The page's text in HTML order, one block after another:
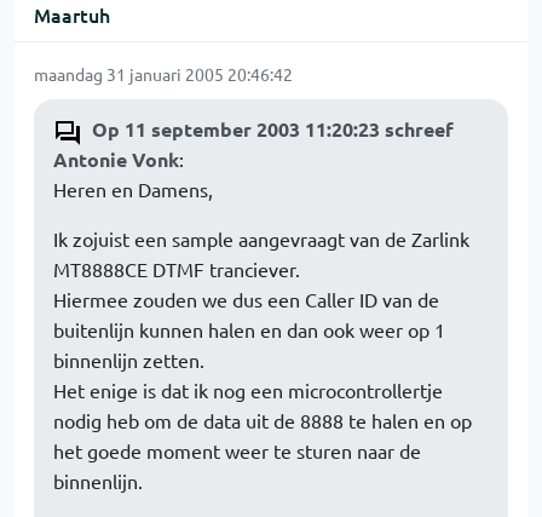
Maartuh
maandag 31 januari 2005 20:46:42
Op 11 september 2003 11:20:23 schreef
Antonie Vonk:
Heren en Damens,
Ik zojuist een sample aangevraagt van de Zarlink
MT8888CE DTMF tranciever.
Hiermee zouden we dus een Caller ID van de
buitenlijn kunnen halen en dan ook weer op 1
binnenlijn zetten.
Het enige is dat ik nog een microcontrollertje
nodig heb om de data uit de 8888 te halen en op
het goede moment weer te sturen naar de
binnenlijn.